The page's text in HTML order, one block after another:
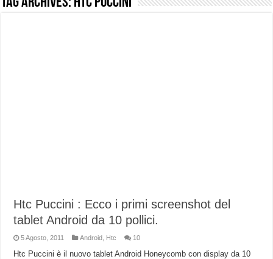
Htc Puccini : Ecco i primi screenshot del
tablet Android da 10 pollici.
5 Agosto, 2011 Android Htc 10
Htc Puccini è il nuovo tablet Android Honeycomb con display da 10